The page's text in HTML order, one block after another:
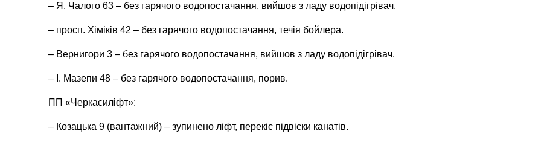
– Я. Чалого 63 – без гарячого водопостачання, вийшов з ладу водопідігрівач.
– просп. Хіміків 42 – без гарячого водопостачання, течія бойлера.
– Вернигори 3 – без гарячого водопостачання, вийшов з ладу водопідігрівач.
– І. Мазепи 48 – без гарячого водопостачання, порив.
ПП «Черкасиліфт»:
– Козацька 9 (вантажний) – зупинено ліфт, перекіс підвіски канатів.